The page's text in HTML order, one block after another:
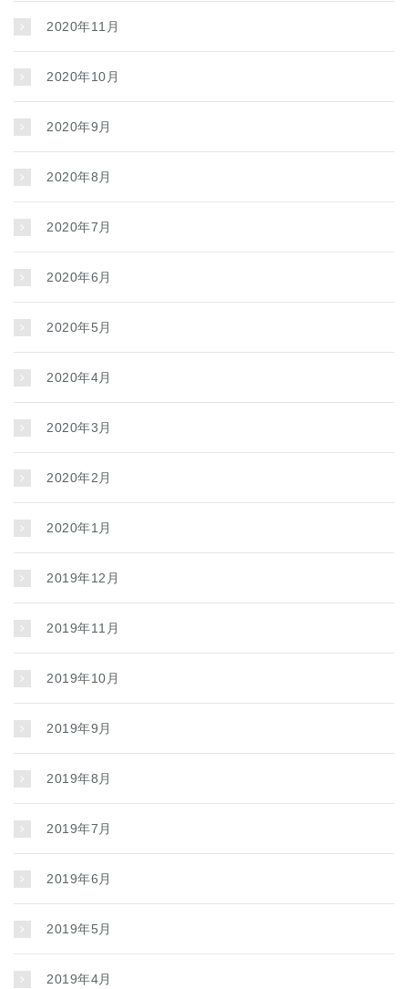
2020年11月
2020年10月
2020年9月
2020年8月
2020年7月
2020年6月
2020年5月
2020年4月
2020年3月
2020年2月
2020年1月
2019年12月
2019年11月
2019年10月
2019年9月
2019年8月
2019年7月
2019年6月
2019年5月
2019年4月